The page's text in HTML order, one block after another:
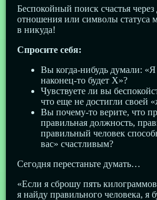
Беспокойный поиск счастья
отношения или символы статуса
в никуда!
Спросите себя:
Вы когда-нибудь думали: «Я
наконец-то будет Х»?
Чувствуете ли вы
что еще не достигли своей
Вы почему-то верите, что
правильная должность,
правильный человек
вас» счастливым?
Сегодня перестаньте думать…
«Если я сброшу пять
я найду правильного человека, я